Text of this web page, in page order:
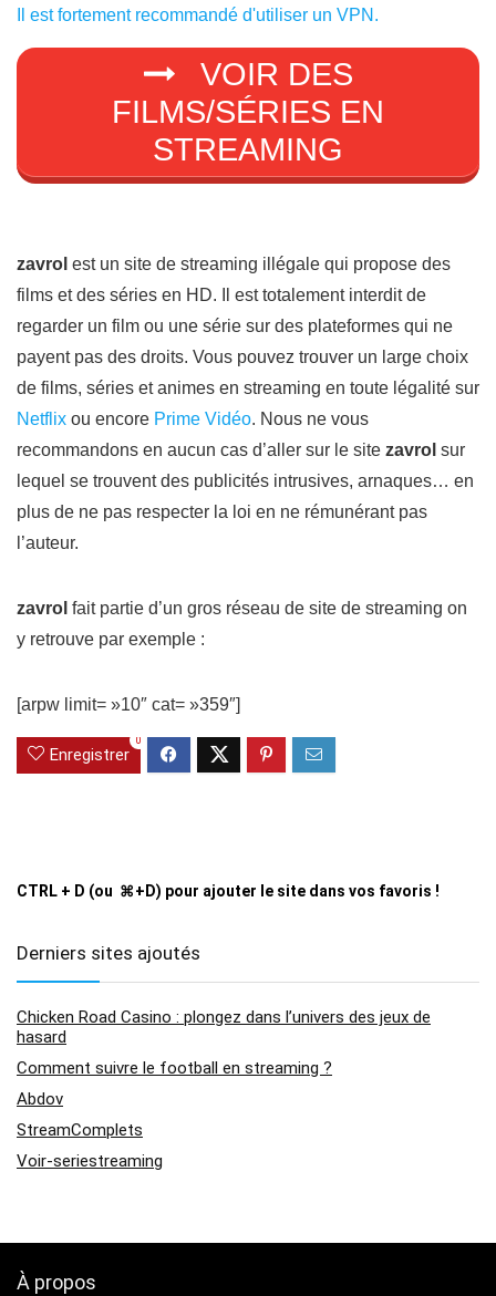
Il est fortement recommandé d'utiliser un VPN.
VOIR DES
FILMS/SÉRIES EN
STREAMING
zavrol est un site de streaming illégale qui propose des
films et des séries en HD. Il est totalement interdit de
regarder un film ou une série sur des plateformes qui ne
payent pas des droits. Vous pouvez trouver un large choix
de films, séries et animes en streaming en toute légalité sur
Netflix ou encore Prime Vidéo. Nous ne vous
recommandons en aucun cas d’aller sur le site zavrol sur
lequel se trouvent des publicités intrusives, arnaques… en
plus de ne pas respecter la loi en ne rémunérant pas
l’auteur.
zavrol fait partie d’un gros réseau de site de streaming on
y retrouve par exemple :
[arpw limit= »10″ cat= »359″]
Enregistrer
0
CTRL + D (ou ⌘+D) pour ajouter le site dans vos favoris !
Derniers sites ajoutés
Chicken Road Casino : plongez dans l’univers des jeux de
hasard
Comment suivre le football en streaming ?
Abdov
StreamComplets
Voir-seriestreaming
À propos